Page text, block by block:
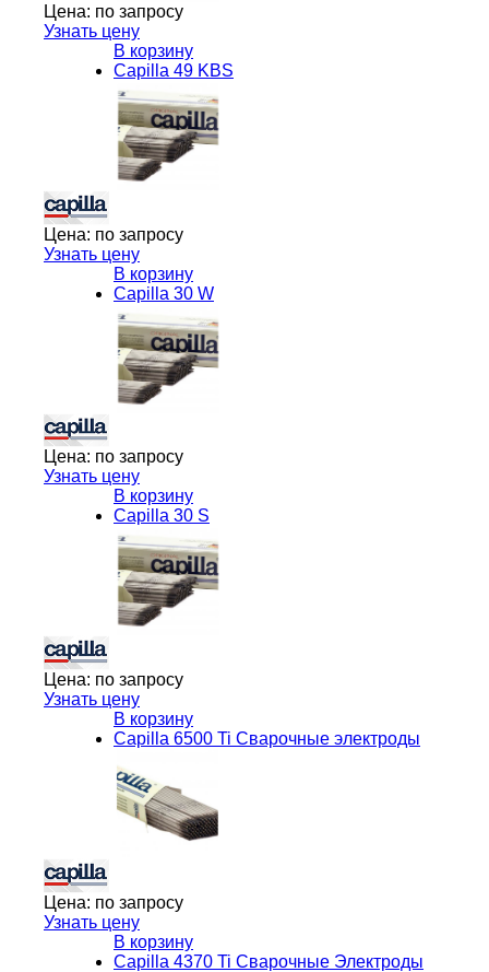
Цена: по запросу
Узнать цену
В корзину
Capilla 49 KBS
Цена: по запросу
Узнать цену
В корзину
Capilla 30 W
Цена: по запросу
Узнать цену
В корзину
Capilla 30 S
Цена: по запросу
Узнать цену
В корзину
Capilla 6500 Ti Сварочные электроды
Цена: по запросу
Узнать цену
В корзину
Capilla 4370 Ti Сварочные Электроды